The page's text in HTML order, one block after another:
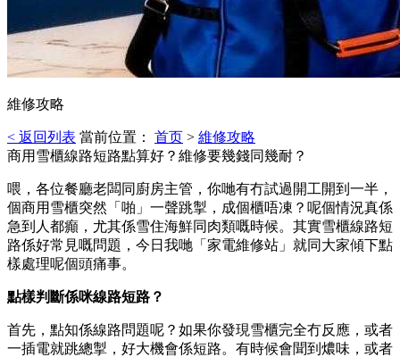
維修攻略
< 返回列表 當前位置： 首页 > 維修攻略
商用雪櫃線路短路點算好？維修要幾錢同幾耐？
喂，各位餐廳老闆同廚房主管，你哋有冇試過開工開到一半，
個商用雪櫃突然「啪」一聲跳掣，成個櫃唔凍？呢個情況真係
急到人都癲，尤其係雪住海鮮同肉類嘅時候。其實雪櫃線路短
路係好常見嘅問題，今日我哋「家電維修站」就同大家傾下點
樣處理呢個頭痛事。
點樣判斷係咪線路短路？
首先，點知係線路問題呢？如果你發現雪櫃完全冇反應，或者
一插電就跳總掣，好大機會係短路。有時候會聞到燶味，或者